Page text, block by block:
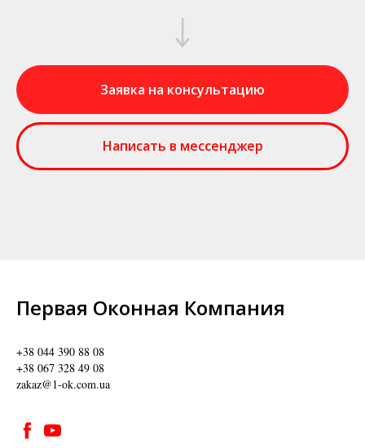
Заявка на консультацию
Написать в мессенджер
Первая Оконная Компания
+38 044 390 88 08
+38 067 328 49 08
zakaz@1-ok.com.ua